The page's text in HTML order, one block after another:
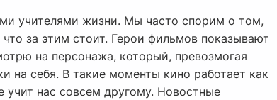
учителями жизни. Мы часто спорим о том,
за этим стоит. Герои фильмов показывают
на персонажа, который, превозмогая
на себя. В такие моменты кино работает как
учит нас совсем другому. Новостные